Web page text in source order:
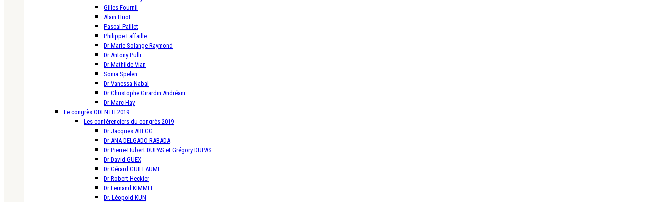
Gilles Fournil
Alain Huot
Pascal Paillet
Philippe Laffaille
Dr Marie-Solange Raymond
Dr Antony Pulli
Dr Mathilde Vian
Sonia Spelen
Dr Vanessa Nabal
Dr Christophe Girardin Andréani
Dr Marc Hay
Le congrès ODENTH 2019
Les conférenciers du congrès 2019
Dr Jacques ABEGG
Dr ANA DELGADO RABADA
Dr Pierre-Hubert DUPAS et Grégory DUPAS
Dr David GUEX
Dr Gérard GUILLAUME
Dr Robert Heckler
Dr Fernand KIMMEL
Dr. Léopold KUN